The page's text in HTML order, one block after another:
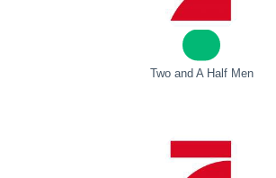
Two and A Half Men